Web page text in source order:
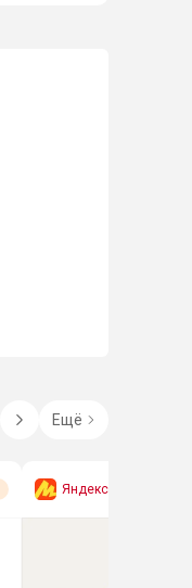
Ещё
Яндекс Маркет